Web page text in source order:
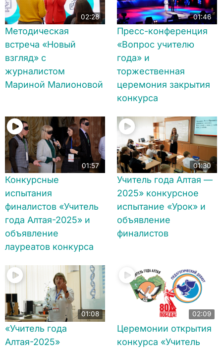
02:28
Методическая
встреча «Новый
взгляд» с
журналистом
Мариной Малионовой
01:46
Пресс-конференция
«Вопрос учителю
года» и
торжественная
церемония закрытия
конкурса
01:57
Конкурсные
испытания
финалистов «Учитель
года Алтая-2025» и
объявление
лауреатов конкурса
01:30
Учитель года Алтая —
2025» конкурсное
испытание «Урок» и
объявление
финалистов
01:08
«Учитель года
Алтая-2025»
02:09
Церемонии открытия
конкурса «Учитель